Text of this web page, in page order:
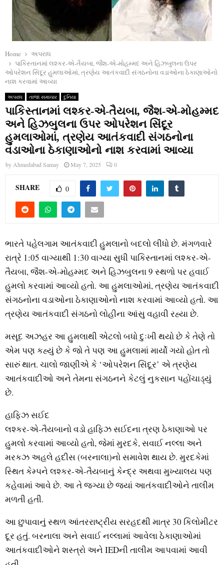
Home
અપરાધ
પાકિસ્તાનમાં લશ્કર-એ-તૈયબા, જૈશ-એ-મોહમ્મદ અને હિઝબુલના ઉપર
ઓપરેશન સિંદૂર હુમલાઓમાં, ત્રણેય આતંકવાદી સંગઠનોના વડાઓના ઠેકાણાઓનો
નાશ કરવામાં આવ્યા
અપરાધ તાજા સમાચાર દુનિયા
પાકિસ્તાનમાં લશ્કર-એ-તૈયબા, જૈશ-એ-મોહમ્મદ
અને હિઝબુલના ઉપર ઓપરેશન સિંદૂર
હુમલાઓમાં, ત્રણેય આતંકવાદી સંગઠનોના
વડાઓના ઠેકાણાઓનો નાશ કરવામાં આવ્યા
by Ahmedabad Samay May 7, 2025 0
SHARE 0
ભારતે પહેલગામ આતંકવાદી હુમલાનો બદલો લીધો છે. મંગળવારે
રાત્રે 1:05 વાગ્યાથી 1:30 વાગ્યા સુધી પાકિસ્તાનમાં લશ્કર-એ-
તૈયબા, જૈશ-એ-મોહમ્મદ અને હિઝબુલના 9 સ્થળો પર હવાઈ
હુમલો કરવામાં આવ્યો હતો. આ હુમલાઓમાં, ત્રણેય આતંકવાદી
સંગઠનોના વડાઓના ઠેકાણાઓનો નાશ કરવામાં આવ્યો હતો. આ
ત્રણેય આતંકવાદી સંગઠનો લોહીના આંસુ વહાવી રહ્યા છે.
મસૂદ અઝહર આ હુમલાથી એટલો બધો દુઃખી થયો છે કે તેણે તો
એમ પણ કહ્યું છે કે જો તે પણ આ હુમલામાં માર્યો ગયો હોત તો
સારું થાત. ચાલો જાણીએ કે ‘ઓપરેશન સિંદૂર’ એ ત્રણેય
આતંકવાદીઓ અને તેમના સંગઠનને કેટલું નુકસાન પહોંચાડ્યું
છે.
હાફિઝ સઈદ
લશ્કર-એ-તૈયબાનો વડો હાફિઝ સઈદના ત્રણ ઠેકાણાઓ પર
હુમલો કરવામાં આવ્યો હતો, જેમાં મુરદકે, સવાઈ નલ્લા અને
મરકઝ અહલે હદીસ (બરનાલા)નો સમાવેશ થાય છે. મુરદકેમાં
સ્થિત કેમ્પને લશ્કર-એ-તૈયબાનું કેન્દ્ર અથવા મુખ્યાલય પણ
કહેવામાં આવે છે. આ તે જગ્યા છે જ્યાં આતંકવાદીઓને તાલીમ
મળતી હતી.
આ છુપાવાનું સ્થળ આંતરરાષ્ટ્રીય સરહદથી માત્ર 30 કિલોમીટર
દૂર હતું. બરનાલા અને સવાઈ નલ્લામાં આવેલા ઠેકાણાઓમાં
આતંકવાદીઓને શસ્ત્રો અને IEDની તાલીમ આપવામાં આવી